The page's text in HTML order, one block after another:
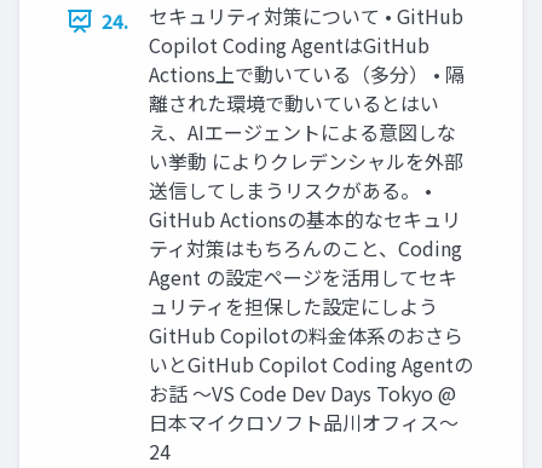
24.
セキュリティ対策について • GitHub
Copilot Coding AgentはGitHub
Actions上で動いている（多分） • 隔
離された環境で動いているとはい
え、AIエージェントによる意図しな
い挙動 によりクレデンシャルを外部
送信してしまうリスクがある。 •
GitHub Actionsの基本的なセキュリ
ティ対策はもちろんのこと、Coding
Agent の設定ページを活用してセキ
ュリティを担保した設定にしよう
GitHub Copilotの料金体系のおさら
いとGitHub Copilot Coding Agentの
お話 〜VS Code Dev Days Tokyo @
日本マイクロソフト品川オフィス〜
24